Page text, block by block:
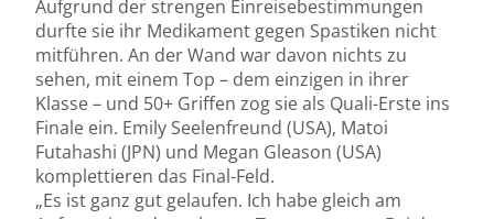
Aufgrund der strengen Einreisebestimmungen
durfte sie ihr Medikament gegen Spastiken nicht
mitführen. An der Wand war davon nichts zu
sehen, mit einem Top – dem einzigen in ihrer
Klasse – und 50+ Griffen zog sie als Quali-Erste ins
Finale ein. Emily Seelenfreund (USA), Matoi
Futahashi (JPN) und Megan Gleason (USA)
komplettieren das Final-Feld.
„Es ist ganz gut gelaufen. Ich habe gleich am